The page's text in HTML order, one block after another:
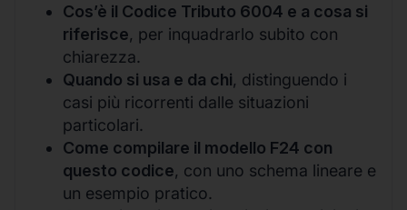
Cos’è il Codice Tributo 6004 e a cosa si
riferisce, per inquadrarlo subito con
chiarezza.
Quando si usa e da chi, distinguendo i
casi più ricorrenti dalle situazioni
particolari.
Come compilare il modello F24 con
questo codice, con uno schema lineare e
un esempio pratico.